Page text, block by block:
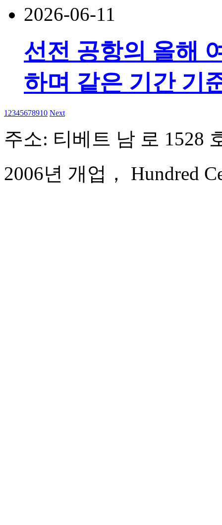
2026-06-11
선전 공항의 올해
하며 같은 기간 기
1 2345678910 Next
주소: 티베트 남 로 1528
2006년 개업， Hundred